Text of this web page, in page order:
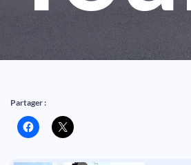
Partager :